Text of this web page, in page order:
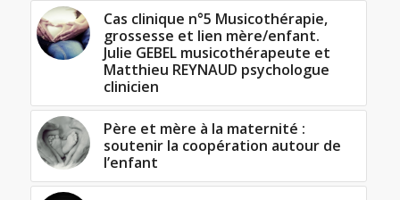
Cas clinique n°5 Musicothérapie,
grossesse et lien mère/enfant.
Julie GEBEL musicothérapeute et
Matthieu REYNAUD psychologue
clinicien
Père et mère à la maternité :
soutenir la coopération autour de
l’enfant